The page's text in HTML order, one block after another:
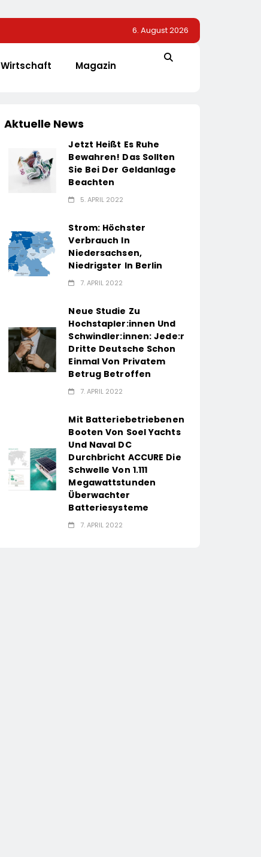
6. August 2026
Wirtschaft Magazin
Aktuelle News
Jetzt Heißt Es Ruhe
Bewahren! Das Sollten
Sie Bei Der Geldanlage
Beachten
5. APRIL 2022
Strom: Höchster
Verbrauch In
Niedersachsen,
Niedrigster In Berlin
7. APRIL 2022
Neue Studie Zu
Hochstapler:innen Und
Schwindler:innen: Jede:r
Dritte Deutsche Schon
Einmal Von Privatem
Betrug Betroffen
7. APRIL 2022
Mit Batteriebetriebenen
Booten Von Soel Yachts
Und Naval DC
Durchbricht ACCURE Die
Schwelle Von 1.111
Megawattstunden
Überwachter
Batteriesysteme
7. APRIL 2022